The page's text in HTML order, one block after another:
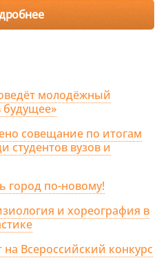
молодёжный
совещание по итогам
студентов вузов и
город по-новому!
и хореография в
Всероссийский конкурс